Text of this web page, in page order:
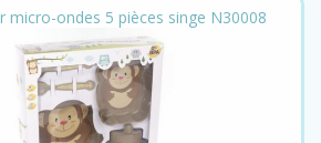
micro-ondes 5 pièces singe N30008